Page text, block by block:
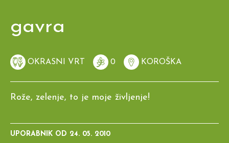
gavra
OKRASNI VRT 0 KOROŠKA
Rože, zelenje, to je moje življenje!
UPORABNIK OD 24. 05. 2010